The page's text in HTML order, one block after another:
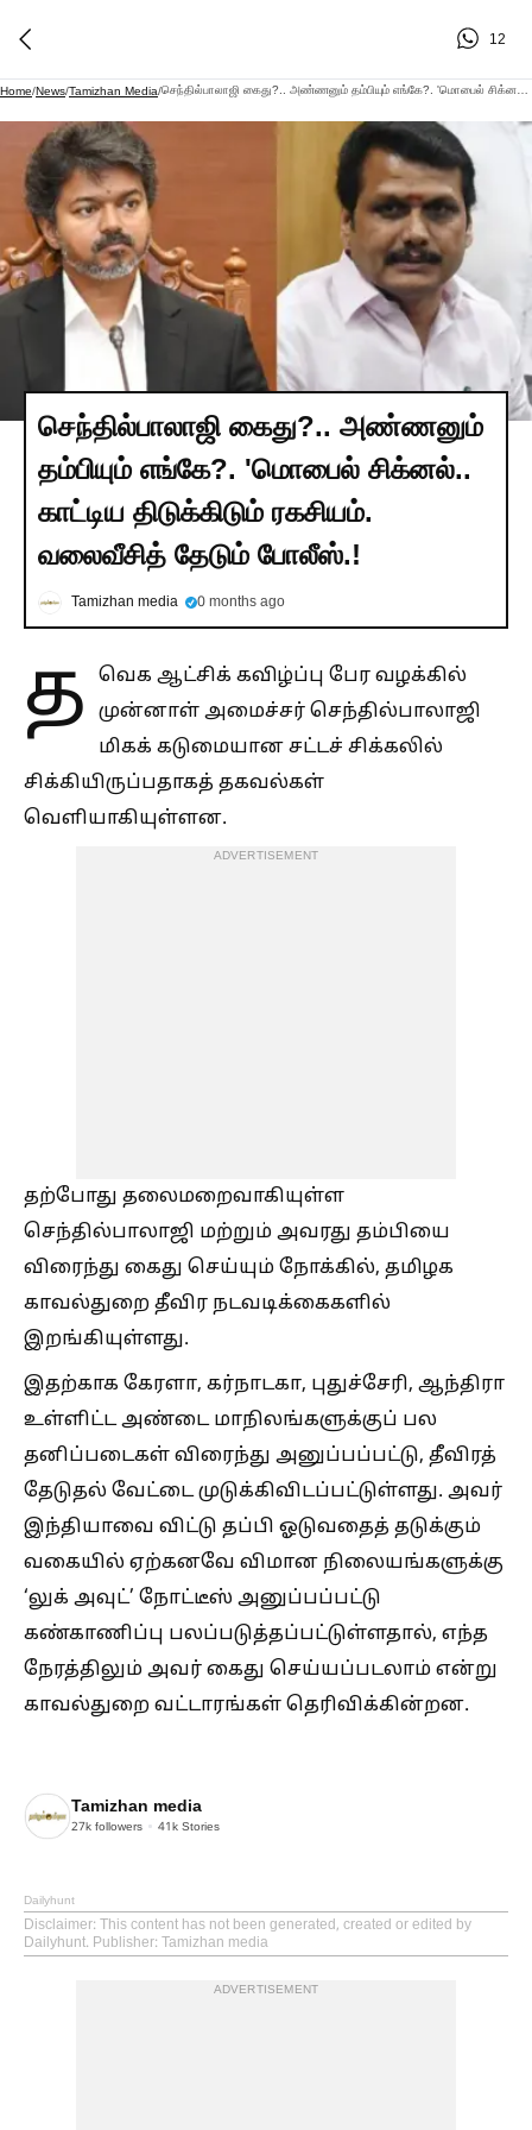
12
Home/News/Tamizhan Media/
செந்தில்பாலாஜி கைது?.. அண்ணனும்
தம்பியும் எங்கே?. 'மொபைல் சிக்னல்..
காட்டிய திடுக்கிடும் ரகசியம்.
வலைவீசித் தேடும் போலீஸ்.!
Tamizhan media 0 months ago
த
வெக ஆட்சிக் கவிழ்ப்பு பேர வழக்கில்
முன்னாள் அமைச்சர் செந்தில்பாலாஜி
மிகக் கடுமையான சட்டச் சிக்கலில்
சிக்கியிருப்பதாகத் தகவல்கள்
வெளியாகியுள்ளன.
ADVERTISEMENT
தற்போது தலைமறைவாகியுள்ள
செந்தில்பாலாஜி மற்றும் அவரது தம்பியை
விரைந்து கைது செய்யும் நோக்கில், தமிழக
காவல்துறை தீவிர நடவடிக்கைகளில்
இறங்கியுள்ளது.
இதற்காக கேரளா, கர்நாடகா, புதுச்சேரி, ஆந்திரா
உள்ளிட்ட அண்டை மாநிலங்களுக்குப் பல
தனிப்படைகள் விரைந்து அனுப்பப்பட்டு, தீவிரத்
தேடுதல் வேட்டை முடுக்கிவிடப்பட்டுள்ளது. அவர்
இந்தியாவை விட்டு தப்பி ஓடுவதைத் தடுக்கும்
வகையில் ஏற்கனவே விமான நிலையங்களுக்கு
‘லுக் அவுட்’ நோட்டீஸ் அனுப்பப்பட்டு
கண்காணிப்பு பலப்படுத்தப்பட்டுள்ளதால், எந்த
நேரத்திலும் அவர் கைது செய்யப்படலாம் என்று
காவல்துறை வட்டாரங்கள் தெரிவிக்கின்றன.
Tamizhan media
27k followers 41k Stories
Dailyhunt
Disclaimer: This content has not been generated, created or edited by
Dailyhunt. Publisher: Tamizhan media
ADVERTISEMENT